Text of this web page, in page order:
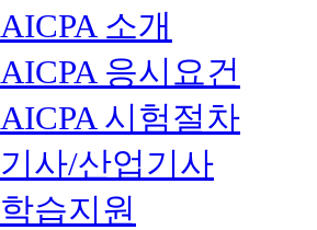
AICPA 소개
AICPA 응시요건
AICPA 시험절차
기사/산업기사
학습지원